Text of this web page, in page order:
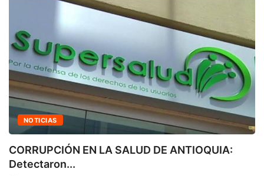
NOTICIAS
CORRUPCIÓN EN LA SALUD DE ANTIOQUIA:
Detectaron...